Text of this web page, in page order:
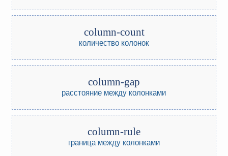
column-count
количество колонок
column-gap
расстояние между колонками
column-rule
граница между колонками